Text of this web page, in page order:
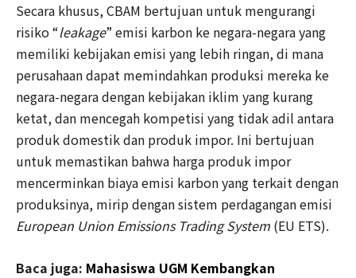
Secara khusus, CBAM bertujuan untuk mengurangi
risiko “leakage” emisi karbon ke negara-negara yang
memiliki kebijakan emisi yang lebih ringan, di mana
perusahaan dapat memindahkan produksi mereka ke
negara-negara dengan kebijakan iklim yang kurang
ketat, dan mencegah kompetisi yang tidak adil antara
produk domestik dan produk impor. Ini bertujuan
untuk memastikan bahwa harga produk impor
mencerminkan biaya emisi karbon yang terkait dengan
produksinya, mirip dengan sistem perdagangan emisi
European Union Emissions Trading System (EU ETS).
Baca juga: Mahasiswa UGM Kembangkan